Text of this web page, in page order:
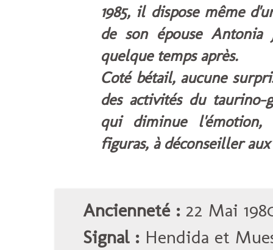
1985, il dispose même
de son épouse
quelque temps après.
Coté bétail, aucune
des activités du taurino-
qui diminue
figuras, à déconseiller
Ancienneté : 22 Mai
Signal : Hendida et